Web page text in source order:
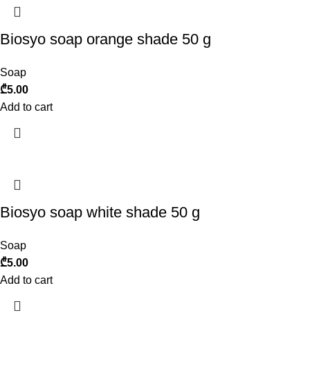
Biosyo soap orange shade 50 g
Soap
₾5.00
Add to cart
Biosyo soap white shade 50 g
Soap
₾5.00
Add to cart